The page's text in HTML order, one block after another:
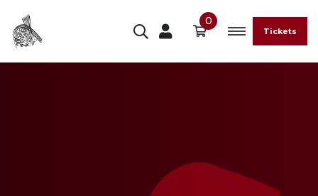
0
Tickets